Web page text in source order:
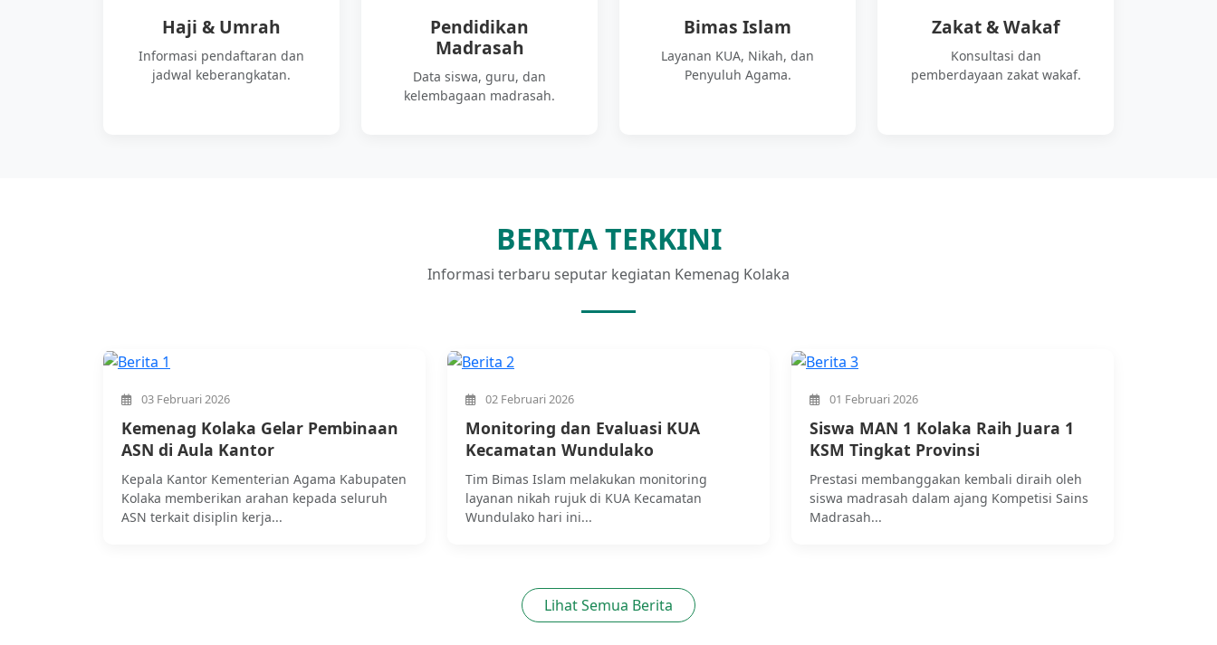
Haji & Umrah
Informasi pendaftaran dan
jadwal keberangkatan.
Pendidikan
Madrasah
Data siswa, guru, dan
kelembagaan madrasah.
Bimas Islam
Layanan KUA, Nikah, dan
Penyuluh Agama.
Zakat & Wakaf
Konsultasi dan
pemberdayaan zakat wakaf.
BERITA TERKINI
Informasi terbaru seputar kegiatan Kemenag Kolaka
03 Februari 2026
Kemenag Kolaka Gelar Pembinaan
ASN di Aula Kantor
Kepala Kantor Kementerian Agama Kabupaten
Kolaka memberikan arahan kepada seluruh
ASN terkait disiplin kerja...
02 Februari 2026
Monitoring dan Evaluasi KUA
Kecamatan Wundulako
Tim Bimas Islam melakukan monitoring
layanan nikah rujuk di KUA Kecamatan
Wundulako hari ini...
01 Februari 2026
Siswa MAN 1 Kolaka Raih Juara 1
KSM Tingkat Provinsi
Prestasi membanggakan kembali diraih oleh
siswa madrasah dalam ajang Kompetisi Sains
Madrasah...
Lihat Semua Berita